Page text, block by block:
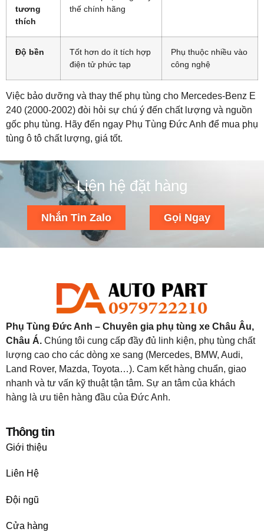
tương
thích
thế chính hãng
Độ bền
Tốt hơn do ít tích hợp
điện tử phức tạp
Phụ thuộc nhiều vào
công nghệ
Việc bảo dưỡng và thay thế phụ tùng cho Mercedes-Benz E
240 (2000-2002) đòi hỏi sự chú ý đến chất lượng và nguồn
gốc phụ tùng. Hãy đến ngay Phụ Tùng Đức Anh để mua phụ
tùng ô tô chất lượng, giá tốt.
Liên hệ đặt hàng
Nhắn Tin Zalo Gọi Ngay
Phụ Tùng Đức Anh – Chuyên gia phụ tùng xe Châu Âu,
Châu Á. Chúng tôi cung cấp đầy đủ linh kiện, phụ tùng chất
lượng cao cho các dòng xe sang (Mercedes, BMW, Audi,
Land Rover, Mazda, Toyota…). Cam kết hàng chuẩn, giao
nhanh và tư vấn kỹ thuật tận tâm. Sự an tâm của khách
hàng là ưu tiên hàng đầu của Đức Anh.
Thông tin
Giới thiệu
Liên Hệ
Đội ngũ
Cửa hàng